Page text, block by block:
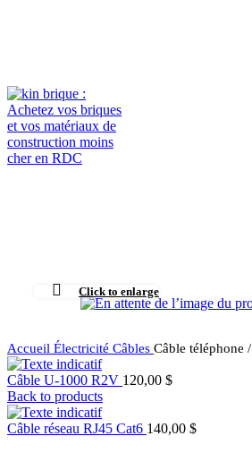
Click to enlarge
Accueil Électricité Câbles Câble téléphone
Câble U-1000 R2V 120,00 $
Back to products
Câble réseau RJ45 Cat6 140,00 $